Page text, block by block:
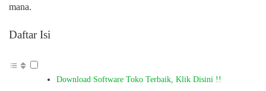
mana.
Daftar Isi
Download Software Toko Terbaik, Klik Disini !!